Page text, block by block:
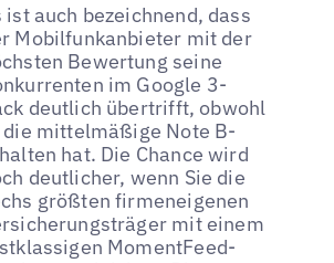
ist auch bezeichnend, dass
Mobilfunkanbieter mit der
Bewertung seine
im Google 3-
deutlich übertrifft, obwohl
die mittelmäßige Note B-
hat. Die Chance wird
deutlicher, wenn Sie die
größten firmeneigenen
mit einem
MomentFeed-